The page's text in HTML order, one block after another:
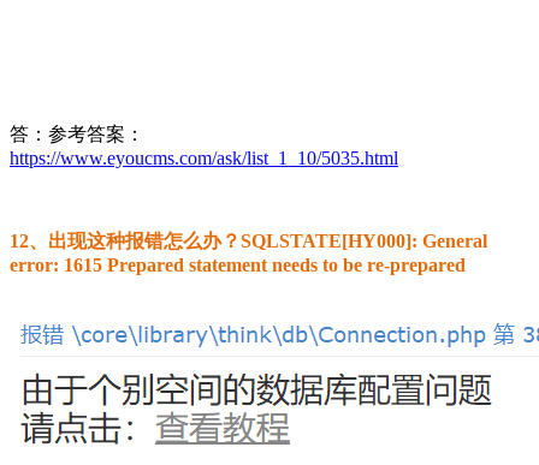
答：参考答案：
https://www.eyoucms.com/ask/list_1_10/5035.html
12、出现这种报错怎么办？SQLSTATE[HY000]: General
error: 1615 Prepared statement needs to be re-prepared